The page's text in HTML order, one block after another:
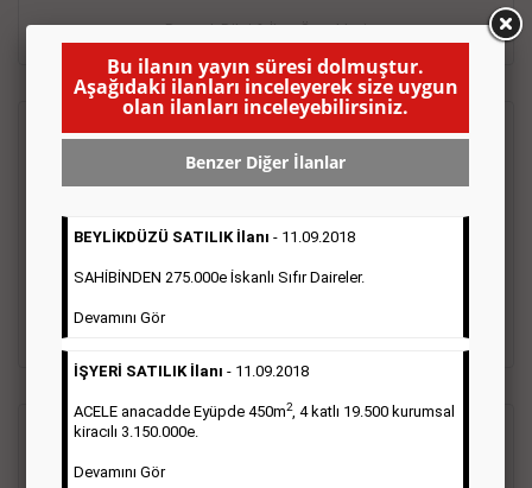
Detaylı Bilgi & İlan Örnekleri
Emlak İlanı
ifade edilebilen ilanlardır. Gazetelerin tirajını önemli ölçüde
etkilerler ve gazete gelirlerinin de önemli bir bölümünü
oluştururlar.Sabah sarı sayfa eleman ilanlarında 6 kelime
Bu ilanın yayın süresi dolmuştur.
Aşağıdaki ilanları inceleyerek size uygun
olan ilanları inceleyebilirsiniz.
Benzer Diğer İlanlar
BEYLİKDÜZÜ SATILIK İlanı - 11.09.2018
SAHİBİNDEN 275.000e İskanlı Sıfır Daireler.
Devamını Gör
İŞYERİ SATILIK İlanı - 11.09.2018
ACELE anacadde Eyüpde 450m2, 4 katlı 19.500 kurumsal
kiracılı 3.150.000e.
Devamını Gör